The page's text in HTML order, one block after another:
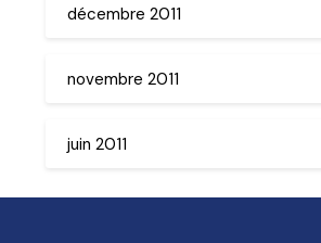
décembre 2011
novembre 2011
juin 2011